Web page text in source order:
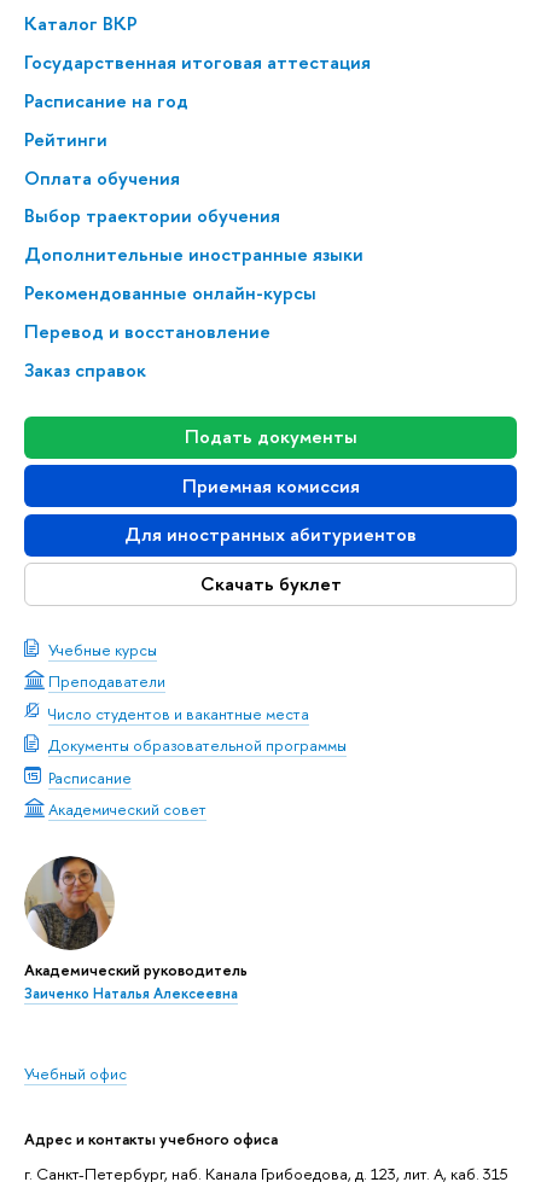
Каталог ВКР
Государственная итоговая аттестация
Расписание на год
Рейтинги
Оплата обучения
Выбор траектории обучения
Дополнительные иностранные языки
Рекомендованные онлайн-курсы
Перевод и восстановление
Заказ справок
Подать документы
Приемная комиссия
Для иностранных абитуриентов
Скачать буклет
Учебные курсы
Преподаватели
Число студентов и вакантные места
Документы образовательной программы
Расписание
Академический совет
Академический руководитель
Заиченко Наталья Алексеевна
Учебный офис
Адрес и контакты учебного офиса
г. Санкт-Петербург, наб. Канала Грибоедова, д. 123, лит. А, каб. 315